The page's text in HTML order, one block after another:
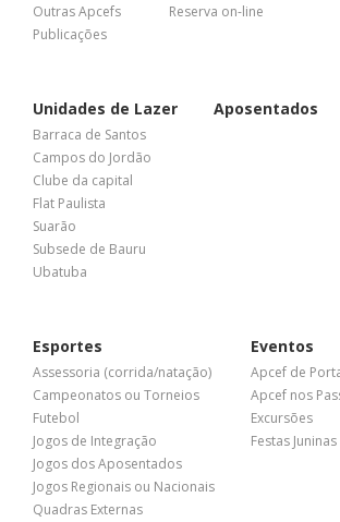
Outras Apcefs
Publicações
Reserva on-line
Unidades de Lazer
Barraca de Santos
Campos do Jordão
Clube da capital
Flat Paulista
Suarão
Subsede de Bauru
Ubatuba
Aposentados
Esportes
Assessoria (corrida/natação)
Campeonatos ou Torneios
Futebol
Jogos de Integração
Jogos dos Aposentados
Jogos Regionais ou Nacionais
Quadras Externas
Eventos
Apcef de
Apcef nos
Excursões
Festas Juninas